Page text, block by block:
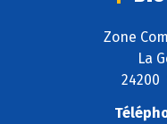
Zone
La
24200